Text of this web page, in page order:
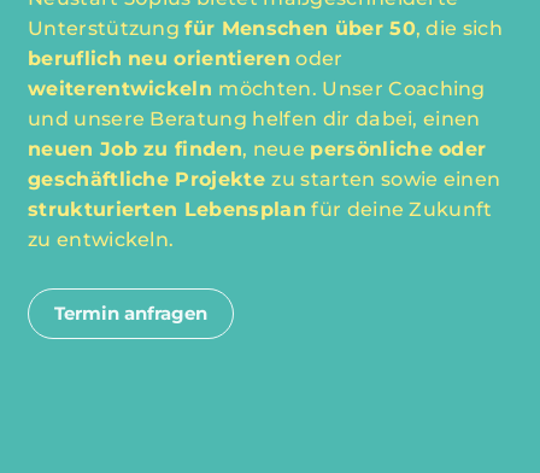
Unterstützungfür Menschen über 50, die sich
beruflich neu orientieren oder
weiterentwickeln möchten. Unser Coaching
und unsere Beratung helfen dir dabei, einen
neuen Job zu finden, neue persönliche oder
geschäftliche Projektezu starten sowie einen
strukturierten Lebensplan für deine Zukunft
zu entwickeln.
Termin anfragen